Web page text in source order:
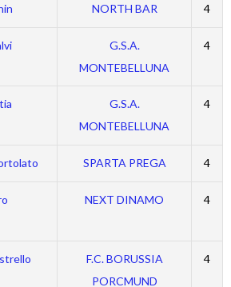
NORTH BAR 4
G.S.A.
MONTEBELLUNA
4
G.S.A.
MONTEBELLUNA
4
SPARTA PREGA 4
NEXT DINAMO 4
F.C. BORUSSIA
PORCMUND
4